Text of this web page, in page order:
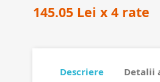
145.05 Lei x 4 rate
Descriere Detalii